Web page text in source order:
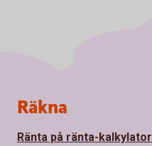
Sidfot
Räkna
Ränta på ränta-kalkylator